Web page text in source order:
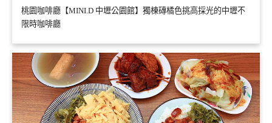
桃園咖啡廳【MINI.D 中壢公園館】獨棟磚橘色挑高採光的中壢不
限時咖啡廳